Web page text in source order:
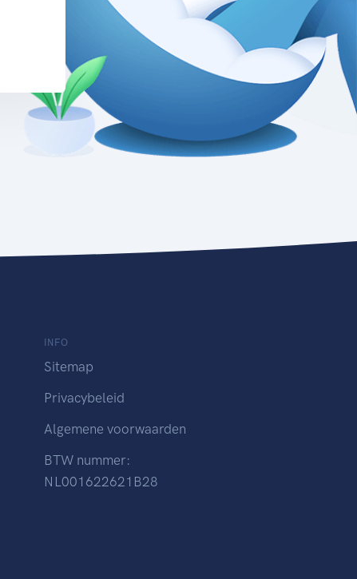
INFO
Sitemap
Privacybeleid
Algemene voorwaarden
BTW nummer:
NL001622621B28